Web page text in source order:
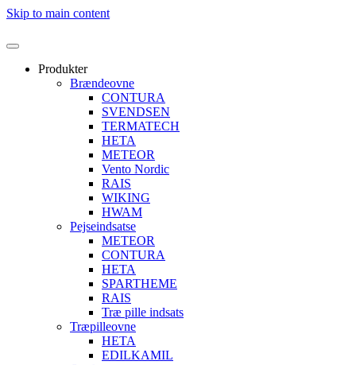
Skip to main content
Produkter
Brændeovne
CONTURA
SVENDSEN
TERMATECH
HETA
METEOR
Vento Nordic
RAIS
WIKING
HWAM
Pejseindsatse
METEOR
CONTURA
HETA
SPARTHEME
RAIS
Træ pille indsats
Træpilleovne
HETA
EDILKAMIL